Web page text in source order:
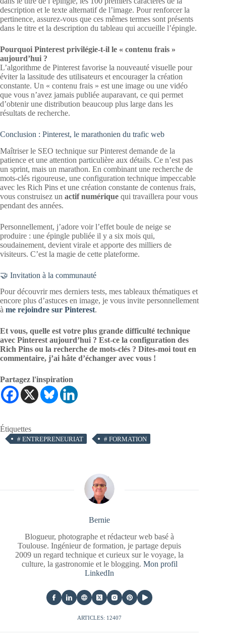
description et le texte alternatif de l’image. Pour renforcer la
pertinence, assurez-vous que ces mêmes termes sont présents
dans le titre et la description du tableau qui accueille l’épingle.
Pourquoi Pinterest privilégie-t-il le « contenu frais »
aujourd’hui ?
L’algorithme de Pinterest favorise la nouveauté visuelle pour
éviter la lassitude des utilisateurs et encourager la création
constante. Un « contenu frais » est une image ou une vidéo
que vous n’avez jamais publiée auparavant, ce qui permet
d’obtenir une distribution beaucoup plus large dans les
résultats de recherche.
Conclusion : Pinterest, le marathonien du trafic web
Maîtriser le SEO technique sur Pinterest demande de la
patience et une attention particulière aux détails. Ce n’est pas
un sprint, mais un marathon. En combinant une recherche de
mots-clés rigoureuse, une configuration technique impeccable
avec les Rich Pins et une création constante de contenus frais,
vous construisez un actif numérique qui travaillera pour vous
pendant des années.
Personnellement, j’adore voir l’effet boule de neige se
produire : une épingle publiée il y a six mois qui,
soudainement, devient virale et apporte des milliers de
visiteurs. C’est la magie de cette plateforme.
🤝 Invitation à la communauté
Pour découvrir mes derniers tests, mes tableaux thématiques et
encore plus d’astuces en image, je vous invite personnellement
à me rejoindre sur Pinterest.
Et vous, quelle est votre plus grande difficulté technique
avec Pinterest aujourd’hui ? Est-ce la configuration des
Rich Pins ou la recherche de mots-clés ? Dites-moi tout en
commentaire, j’ai hâte d’échanger avec vous !
Partagez l'inspiration
Étiquettes
# ENTREPRENEURIAT # FORMATION
Bernie
Blogueur, photographe et rédacteur web basé à
Toulouse. Ingénieur de formation, je partage depuis
2009 un regard technique et curieux sur le voyage, la
culture, la gastronomie et le blogging. Mon profil
LinkedIn
ARTICLES: 12407